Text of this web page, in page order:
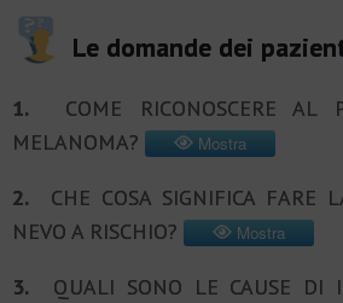
Le domande dei
1. COME RICONOSCERE AL
MELANOMA?
Mostra
2. CHE COSA SIGNIFICA FARE
NEVO A RISCHIO?
Mostra
3. QUALI SONO LE CAUSE DI